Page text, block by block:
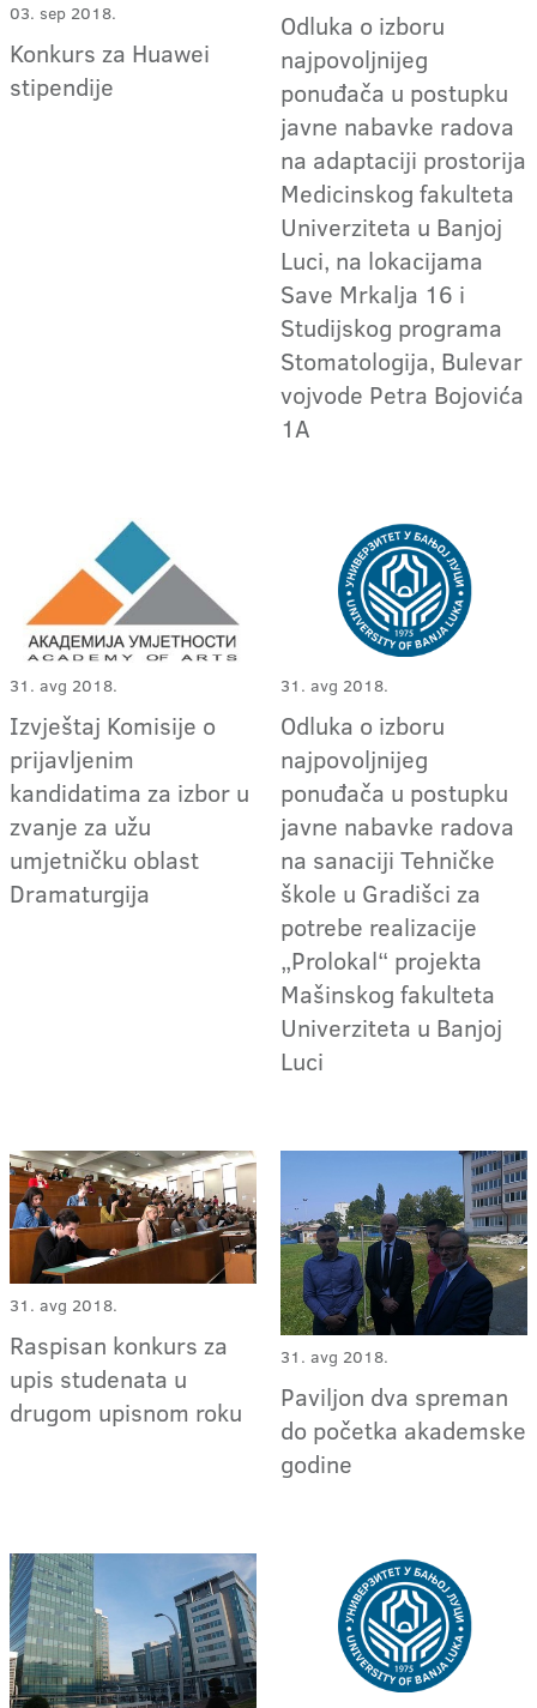
03. sep 2018.
Konkurs za Huawei
stipendije
Odluka o izboru
najpovoljnijeg
ponuđača u postupku
javne nabavke radova
na adaptaciji prostorija
Medicinskog fakulteta
Univerziteta u Banjoj
Luci, na lokacijama
Save Mrkalja 16 i
Studijskog programa
Stomatologija, Bulevar
vojvode Petra Bojovića
1A
31. avg 2018.
Izvještaj Komisije o
prijavljenim
kandidatima za izbor u
zvanje za užu
umjetničku oblast
Dramaturgija
31. avg 2018.
Odluka o izboru
najpovoljnijeg
ponuđača u postupku
javne nabavke radova
na sanaciji Tehničke
škole u Gradišci za
potrebe realizacije
„Prolokal“ projekta
Mašinskog fakulteta
Univerziteta u Banjoj
Luci
31. avg 2018.
Raspisan konkurs za
upis studenata u
drugom upisnom roku
31. avg 2018.
Paviljon dva spreman
do početka akademske
godine